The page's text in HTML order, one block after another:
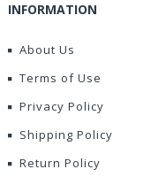
INFORMATION
About Us
Terms of Use
Privacy Policy
Shipping Policy
Return Policy